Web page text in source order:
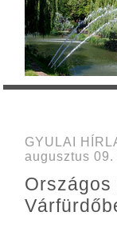
GYULAI
augusztus 09.